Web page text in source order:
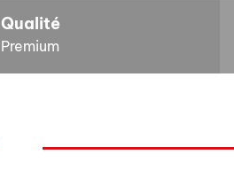
Qualité
Premium